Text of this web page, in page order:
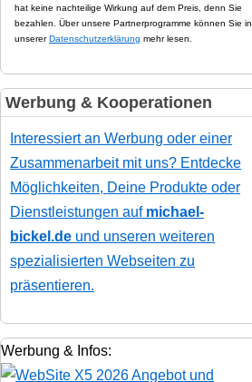
hat keine nachteilige Wirkung auf dem Preis, denn Sie
bezahlen. Über unsere Partnerprogramme können Sie in
unsererDatenschutzerklärung mehr lesen.
Werbung & Kooperationen
Interessiert an Werbung oder einer
Zusammenarbeit mit uns? Entdecke
Möglichkeiten, Deine Produkte oder
Dienstleistungen auf michael-
bickel.de und unseren weiteren
spezialisierten Webseiten zu
präsentieren.
Werbung & Infos: